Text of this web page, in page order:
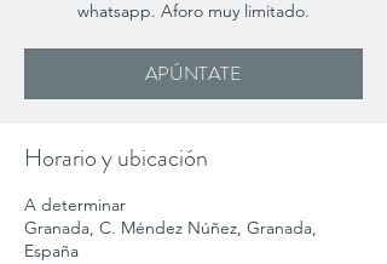
whatsapp. Aforo muy limitado.
APÚNTATE
Horario y ubicación
A determinar
Granada, C. Méndez Núñez, Granada,
España